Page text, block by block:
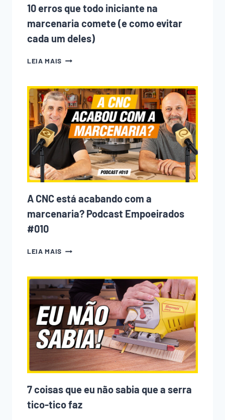
10 erros que todo iniciante na
marcenaria comete (e como evitar
cada um deles)
LEIA MAIS 10
TODO
INICIANTE
NA
MARCENARIA
COMETE
(E
COMO
EVITAR
CADA
UM
DELES)
A CNC está acabando com a
marcenaria? Podcast Empoeirados
#010
LEIA MAIS A
ACABANDO
COM
A
MARCENARIA?
PODCAST
EMPOEIRADOS
#010
7 coisas que eu não sabia que a serra
tico-tico faz